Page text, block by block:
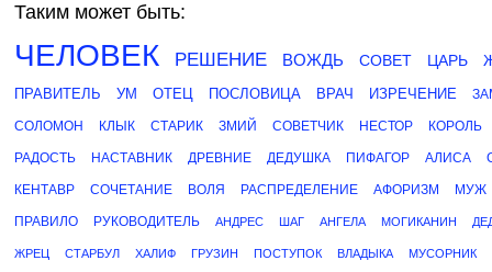
Таким может быть:
ЧЕЛОВЕК РЕШЕНИЕ ВОЖДЬ СОВЕТ ЦАРЬ
ПРАВИТЕЛЬ УМ ОТЕЦ ПОСЛОВИЦА ВРАЧ ИЗРЕЧЕНИЕ
СОЛОМОН КЛЫК СТАРИК ЗМИЙ СОВЕТЧИК НЕСТОР КОРОЛЬ
РАДОСТЬ НАСТАВНИК ДРЕВНИЕ ДЕДУШКА ПИФАГОР АЛИСА
КЕНТАВР СОЧЕТАНИЕ ВОЛЯ РАСПРЕДЕЛЕНИЕ АФОРИЗМ МУЖ
ПРАВИЛО РУКОВОДИТЕЛЬ АНДРЕС ШАГ АНГЕЛА МОГИКАНИН
ЖРЕЦ СТАРБУЛ ХАЛИФ ГРУЗИН ПОСТУПОК ВЛАДЫКА МУСОРНИК